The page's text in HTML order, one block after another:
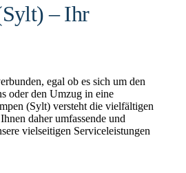
– Ihr
egal ob es sich um den
oder den Umzug in eine
(Sylt) versteht die vielfältigen
daher umfassende und
vielseitigen Serviceleistungen